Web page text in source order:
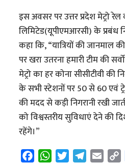
इस अवसर पर उत्तर प्रदेश मेट्रो रेल
लिमिटेड(यूपीएमआरसी) के
कहा कि, “यात्रियों की जानमाल
पर खरा उतरना हमारी टीम की
मेट्रो का हर कोना सीसीटीवी की
के सभी स्टेशनों पर 50 से 60 एवं
की मदद से कड़ी निगरानी रखी
को विश्वस्तरीय सुविधाएं देने की
रहेंगे।”
F
W
T
T
E